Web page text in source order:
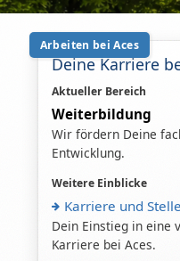
Arbeiten bei Aces
Deine Karriere
Aktueller Bereich
Weiterbildung
Wir fördern Deine
Entwicklung.
Weitere Einblicke
Karriere und
Dein Einstieg in eine
Karriere bei Aces.